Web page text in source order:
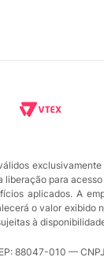
liberação para
aplicados. A
o valor exibido
à
88047-010 —